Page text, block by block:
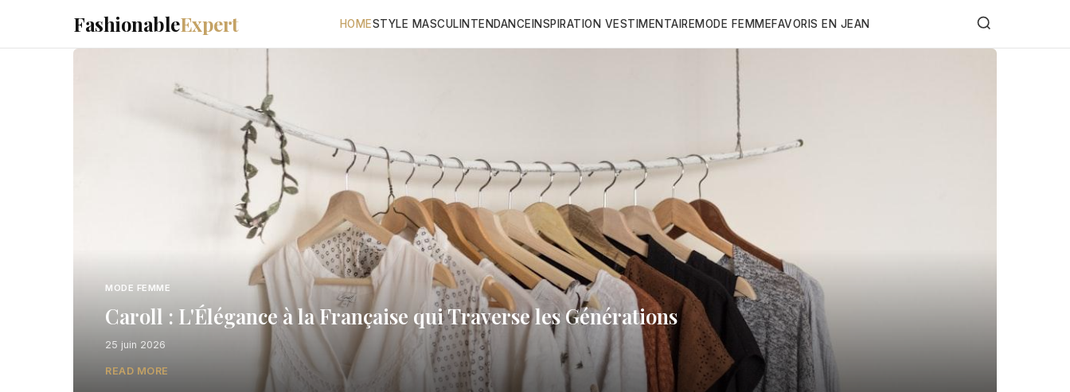
FashionableExpert HOMESTYLE MASCULINTENDANCEINSPIRATION VESTIMENTAIREMODE FEMMEFAVORIS EN JEAN
MODE FEMME
Caroll : L'Élégance à la Française qui Traverse les Générations
25 juin 2026
READ MORE